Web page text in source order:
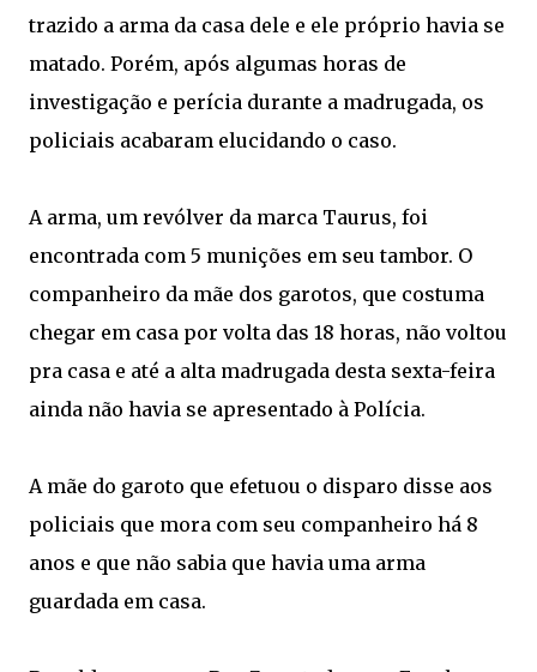
trazido a arma da casa dele e ele próprio havia se
matado. Porém, após algumas horas de
investigação e perícia durante a madrugada, os
policiais acabaram elucidando o caso.
A arma, um revólver da marca Taurus, foi
encontrada com 5 munições em seu tambor. O
companheiro da mãe dos garotos, que costuma
chegar em casa por volta das 18 horas, não voltou
pra casa e até a alta madrugada desta sexta-feira
ainda não havia se apresentado à Polícia.
A mãe do garoto que efetuou o disparo disse aos
policiais que mora com seu companheiro há 8
anos e que não sabia que havia uma arma
guardada em casa.